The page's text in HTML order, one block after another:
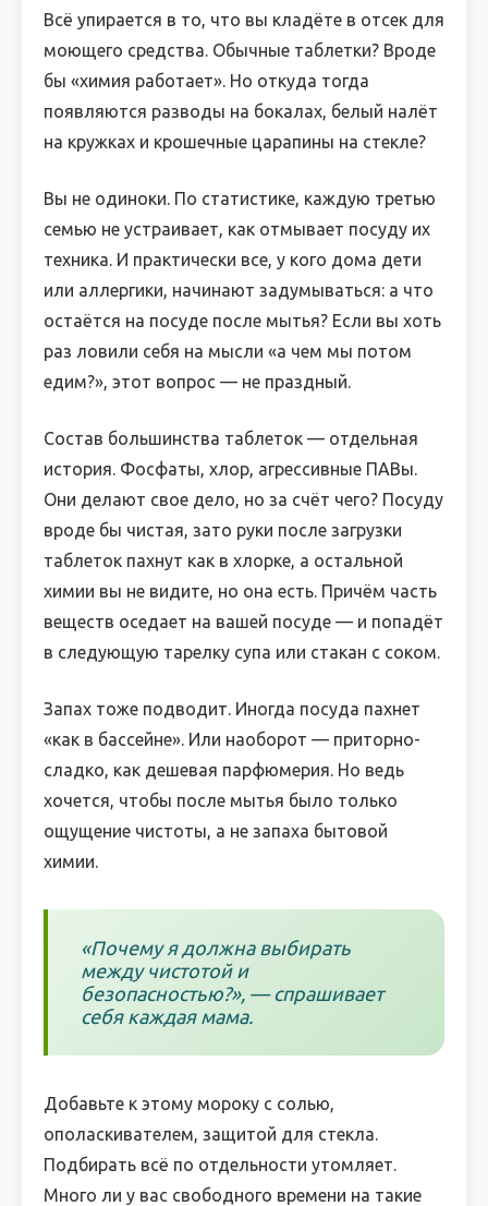
Всё упирается в то, что вы кладёте в отсек для
моющего средства. Обычные таблетки? Вроде
бы «химия работает». Но откуда тогда
появляются разводы на бокалах, белый налёт
на кружках и крошечные царапины на стекле?
Вы не одиноки. По статистике, каждую третью
семью не устраивает, как отмывает посуду их
техника. И практически все, у кого дома дети
или аллергики, начинают задумываться: а что
остаётся на посуде после мытья? Если вы хоть
раз ловили себя на мысли «а чем мы потом
едим?», этот вопрос — не праздный.
Состав большинства таблеток — отдельная
история. Фосфаты, хлор, агрессивные ПАВы.
Они делают свое дело, но за счёт чего? Посуду
вроде бы чистая, зато руки после загрузки
таблеток пахнут как в хлорке, а остальной
химии вы не видите, но она есть. Причём часть
веществ оседает на вашей посуде — и попадёт
в следующую тарелку супа или стакан с соком.
Запах тоже подводит. Иногда посуда пахнет
«как в бассейне». Или наоборот — приторно-
сладко, как дешевая парфюмерия. Но ведь
хочется, чтобы после мытья было только
ощущение чистоты, а не запаха бытовой
химии.
«Почему я должна выбирать
между чистотой и
безопасностью?», — спрашивает
себя каждая мама.
Добавьте к этому мороку с солью,
ополаскивателем, защитой для стекла.
Подбирать всё по отдельности утомляет.
Много ли у вас свободного времени на такие